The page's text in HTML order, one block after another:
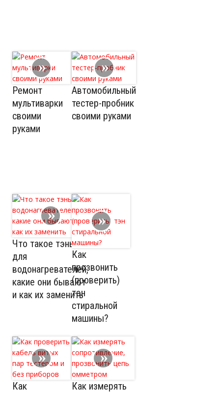
Ремонт
мультиварки
своими
руками
Автомобильный
тестер-пробник
своими руками
Что такое тэны
для
водонагревателей,
какие они бывают
и как их заменить
Как
прозвонить
(проверить)
тэн
стиральной
машины?
Как Как измерять